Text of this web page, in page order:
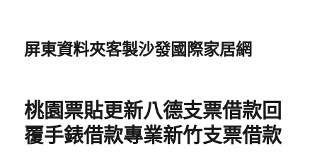
屏東資料夾客製沙發國際家居網
桃園票貼更新八德支票借款回
覆手錶借款專業新竹支票借款